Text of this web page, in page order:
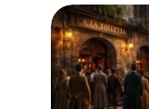
Activités